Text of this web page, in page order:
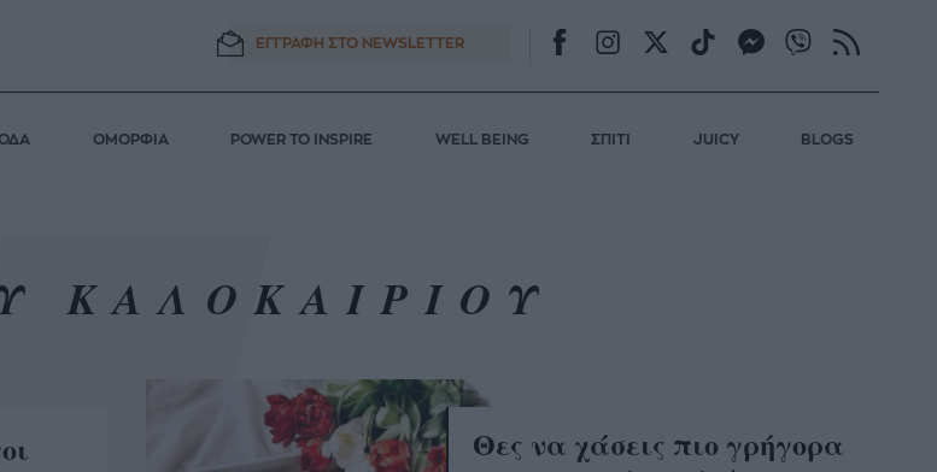
ΕΓΓΡΑΦΗ ΣΤΟ NEWSLETTER
ΟΜΟΡΦΙΑ POWER TO INSPIRE WELL BEING ΣΠΙΤΙ JUICY BLOGS
ΚΑΛΟΚΑΙΡΙΟΥ
Θες να χάσεις πιο γρήγορα